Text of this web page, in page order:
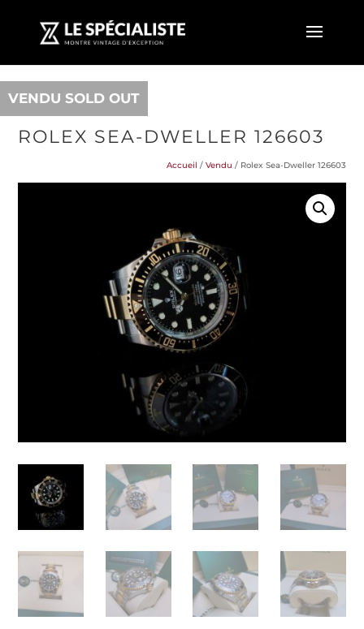
VENDU SOLD OUT
ROLEX SEA-DWELLER 126603
Accueil / Vendu / Rolex Sea-Dweller 126603